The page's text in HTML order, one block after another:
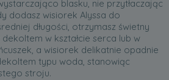
blasku, nie przytłaczając
dodasz wisiorek Alyssa do
długości, otrzymasz świetny
w kształcie serca lub w
a wisiorek delikatnie opadnie
typu woda, stanowiąc
stroju.